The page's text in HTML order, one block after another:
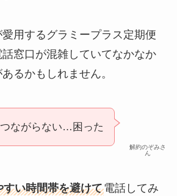
用するグラミープラス定期便
窓口が混雑していてなかなか
るかもしれません。
解約のぞみさ
ん
ながらない…困った
い時間帯を避けて電話してみ